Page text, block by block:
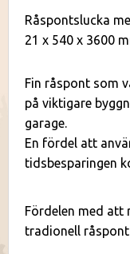
Råspontslucka
21 x 540 x 3600
Fin råspont som
på viktigare
garage.
En fördel att
tidsbesparingen
Fördelen med
tradionell